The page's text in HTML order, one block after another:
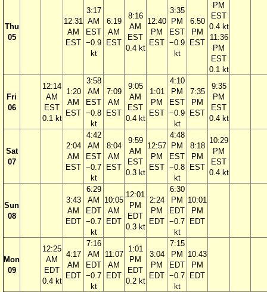
Thu
05
12:31
AM
EST
3:17
AM
EST
−0.9
kt
6:19
AM
EST
8:16
AM
EST
0.4 kt
12:40
PM
EST
3:35
PM
EST
−0.9
kt
6:50
PM
EST
PM
EST
0.4 kt
11:36
PM
EST
0.1 kt
Fri
06
12:14
AM
EST
0.1 kt
1:20
AM
EST
3:58
AM
EST
−0.8
kt
7:09
AM
EST
9:05
AM
EST
0.4 kt
1:01
PM
EST
4:10
PM
EST
−0.9
kt
7:35
PM
EST
9:35
PM
EST
0.4 kt
Sat
07
2:04
AM
EST
4:42
AM
EST
−0.7
kt
8:04
AM
EST
9:59
AM
EST
0.3 kt
12:57
PM
EST
4:48
PM
EST
−0.8
kt
8:18
PM
EST
10:29
PM
EST
0.4 kt
Sun
08
3:43
AM
EDT
6:29
AM
EDT
−0.7
kt
10:05
AM
EDT
12:01
PM
EDT
0.3 kt
2:24
PM
EDT
6:30
PM
EDT
−0.7
kt
10:01
PM
EDT
Mon
09
12:25
AM
EDT
0.4 kt
4:17
AM
EDT
7:16
AM
EDT
−0.7
kt
11:07
AM
EDT
1:01
PM
EDT
0.2 kt
3:04
PM
EDT
7:15
PM
EDT
−0.7
kt
10:43
PM
EDT